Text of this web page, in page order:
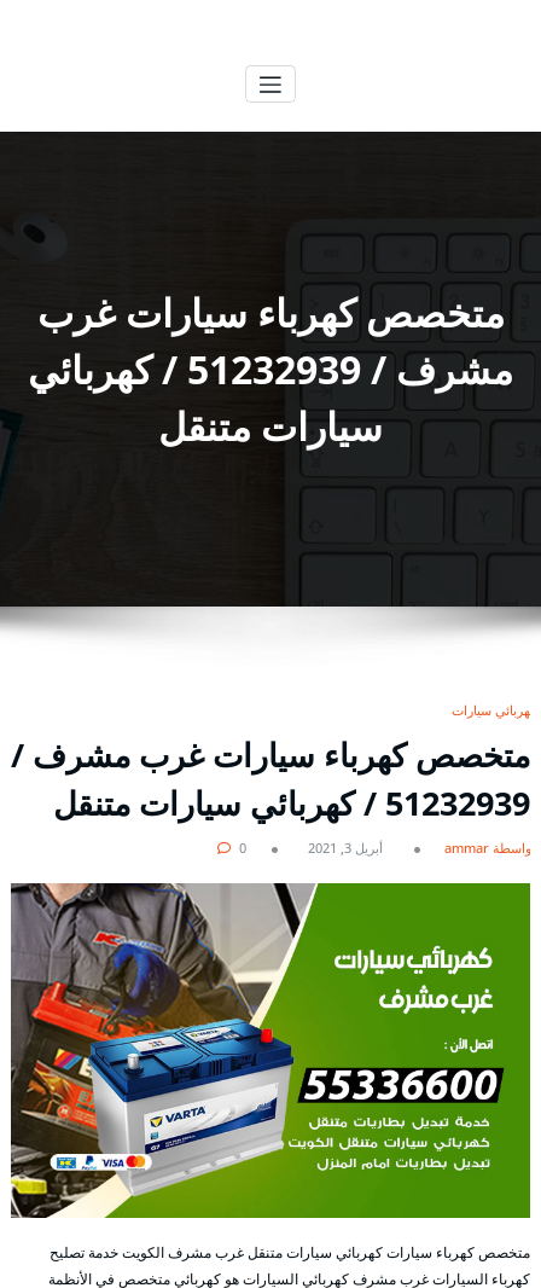
متخصص كهرباء سيارات غرب
مشرف / 51232939‬ / كهربائي
سيارات متنقل
كهربائي سيارات
متخصص كهرباء سيارات غرب مشرف /
51232939‬ / كهربائي سيارات متنقل
بواسطة ammar أبريل 3, 2021 0
متخصص كهرباء سيارات كهربائي سيارات متنقل غرب مشرف الكويت خدمة تصليح
كهرباء السيارات غرب مشرف كهربائي السيارات هو كهربائي متخصص في الأنظمة